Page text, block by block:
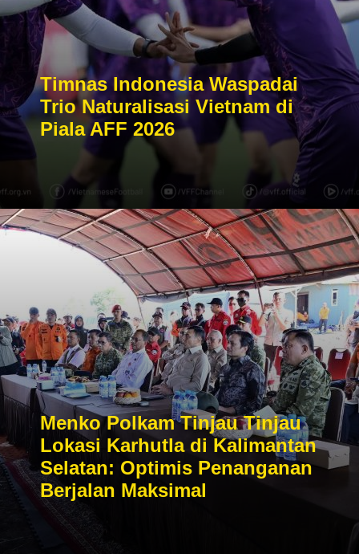
Timnas Indonesia Waspadai
Trio Naturalisasi Vietnam di
Piala AFF 2026
Menko Polkam Tinjau Tinjau
Lokasi Karhutla di Kalimantan
Selatan: Optimis Penanganan
Berjalan Maksimal